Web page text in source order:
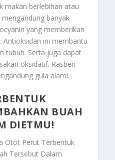
makan berlebihan atau
banyak
yang memberikan
Antioksidan ini membantu
tubuh. Serta juga dapat
oksidatif. Rasberi
gula alami.
BUAH
DIETMU!
Otot Perut Terbentuk
Tersebut Dalam